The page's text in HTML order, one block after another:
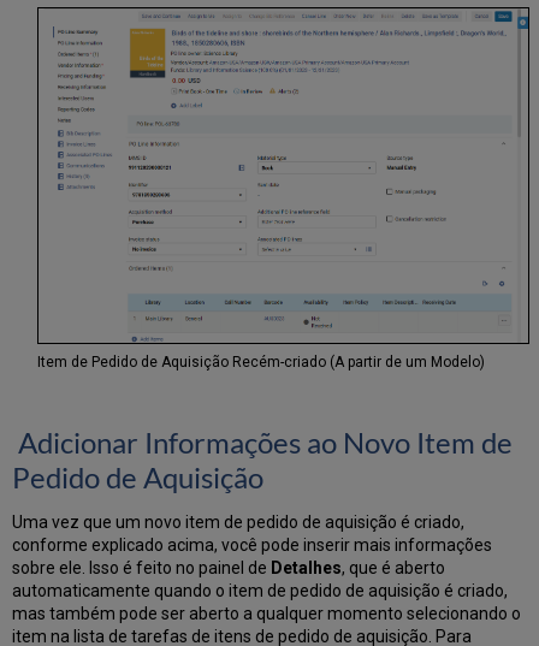
Item de Pedido de Aquisição Recém-criado (A partir de um Modelo)
Adicionar Informações ao Novo Item de
Pedido de Aquisição
Uma vez que um novo item de pedido de aquisição é criado,
conforme explicado acima, você pode inserir mais informações
sobre ele. Isso é feito no painel de Detalhes, que é aberto
automaticamente quando o item de pedido de aquisição é criado,
mas também pode ser aberto a qualquer momento selecionando o
item na lista de tarefas de itens de pedido de aquisição. Para